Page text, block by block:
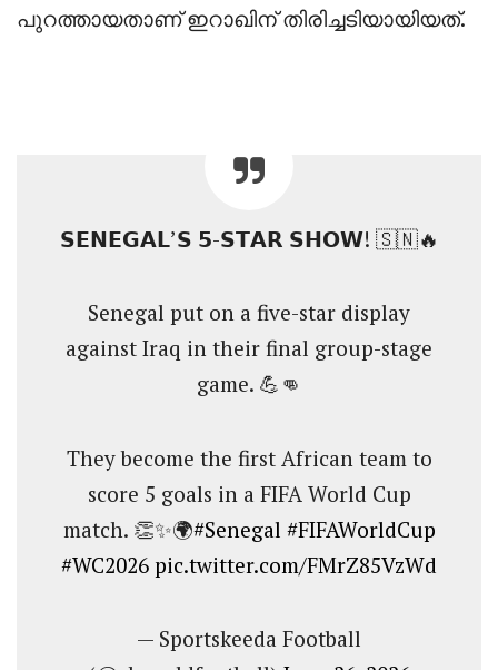
പുറത്തായതാണ് ഇറാഖിന് തിരിച്ചടിയായിയത്.
𝗦𝗘𝗡𝗘𝗚𝗔𝗟’𝗦 𝟱-𝗦𝗧𝗔𝗥 𝗦𝗛𝗢𝗪! 🇸🇳🔥
Senegal put on a five-star display
against Iraq in their final group-stage
game. 💪👊
They become the first African team to
score 5 goals in a FIFA World Cup
match. 👏✨🌍#Senegal #FIFAWorldCup
#WC2026 pic.twitter.com/FMrZ85VzWd
— Sportskeeda Football